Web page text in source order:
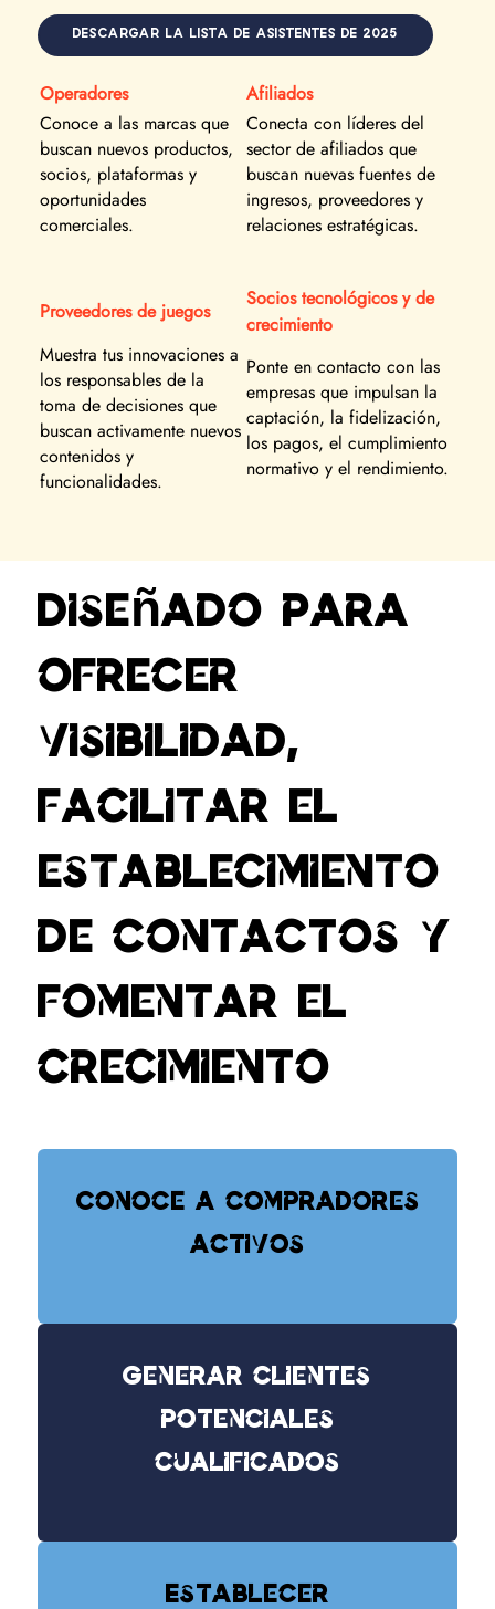
DESCARGAR LA LISTA DE ASISTENTES DE 2025
Operadores
Afiliados
Conoce a las marcas que
buscan nuevos productos,
socios, plataformas y
oportunidades
comerciales.
Conecta con líderes del
sector de afiliados que
buscan nuevas fuentes de
ingresos, proveedores y
relaciones estratégicas.
Proveedores de juegos
Socios tecnológicos y de
crecimiento
Muestra tus innovaciones a
los responsables de la
toma de decisiones que
buscan activamente nuevos
contenidos y
funcionalidades.
Ponte en contacto con las
empresas que impulsan la
captación, la fidelización,
los pagos, el cumplimiento
normativo y el rendimiento.
Diseñado para
ofrecer
visibilidad,
facilitar el
establecimiento
de contactos y
fomentar el
crecimiento
Conoce a compradores
activos
Generar clientes
potenciales
cualificados
Establecer